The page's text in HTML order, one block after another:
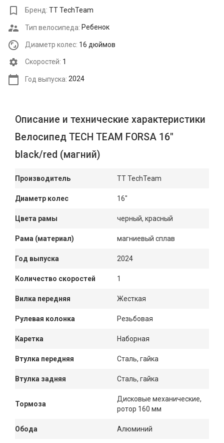
Бренд: TT TechTeam
Тип велосипеда: Ребенок
Диаметр колес: 16 дюймов
Cкоростей: 1
Год выпуска: 2024
Описание и технические характеристики
Велосипед TECH TEAM FORSA 16"
black/red (магний)
Производитель TT TechTeam
Диаметр колес 16"
Цвета рамы черный, красный
Рама (материал) магниевый сплав
Год выпуска 2024
Количество скоростей 1
Вилка передняя Жесткая
Рулевая колонка Резьбовая
Каретка Наборная
Втулка передняя Сталь, гайка
Втулка задняя Сталь, гайка
Тормоза
Дисковые механические,
ротор 160 мм
Обода Алюминий